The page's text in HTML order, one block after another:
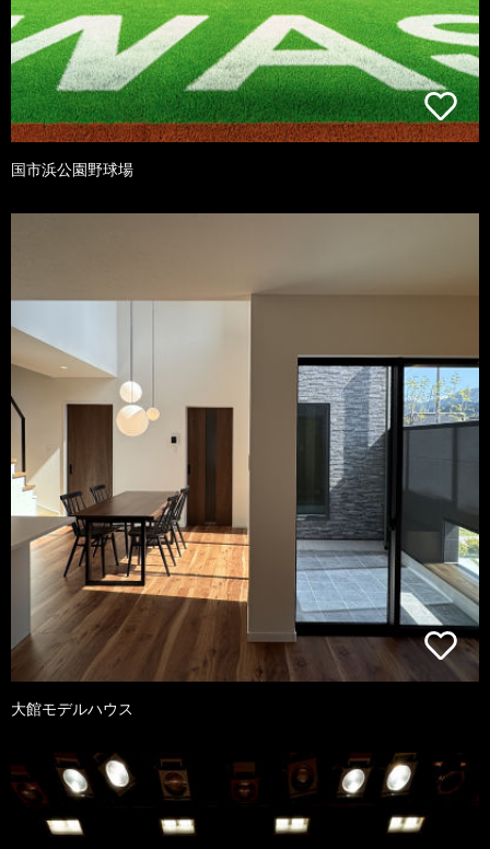
国市浜公園野球場
大館モデルハウス